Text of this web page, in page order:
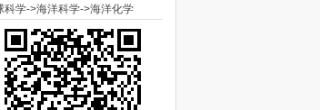
科学->海洋科学->海洋化学